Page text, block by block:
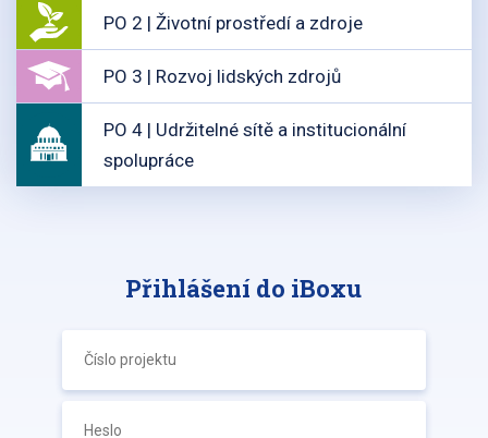
PO 2 | Životní prostředí a zdroje
PO 3 | Rozvoj lidských zdrojů
PO 4 | Udržitelné sítě a institucionální
spolupráce
Přihlášení do iBoxu